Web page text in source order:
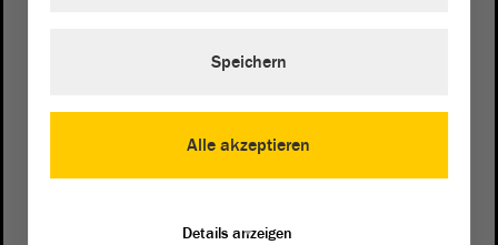
Wegbeschreibung
Auf Google Maps
Alle akzeptieren
Speichern
Details anzeigen